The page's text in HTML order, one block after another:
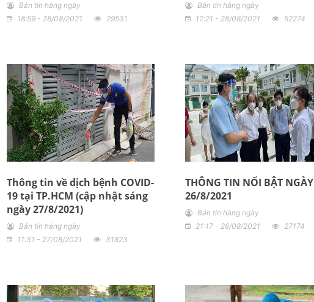
Bản tin hàng ngày
18:59 - 28/08/2021
29531
Bản tin hàng ngày
12:21 - 28/08/2021
52274
Thông tin về dịch bệnh COVID-
19 tại TP.HCM (cập nhật sáng
ngày 27/8/2021)
Bản tin hàng ngày
11:31 - 27/08/2021
31823
THÔNG TIN NỔI BẬT NGÀY
26/8/2021
Bản tin hàng ngày
21:17 - 26/08/2021
27174